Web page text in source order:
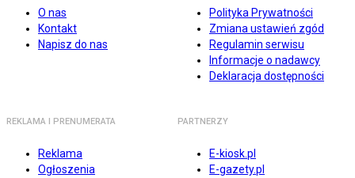
O nas
Kontakt
Napisz do nas
Polityka Prywatności
Zmiana ustawień zgód
Regulamin serwisu
Informacje o nadawcy
Deklaracja dostępności
REKLAMA I PRENUMERATA
Reklama
Ogłoszenia
PARTNERZY
E-kiosk.pl
E-gazety.pl